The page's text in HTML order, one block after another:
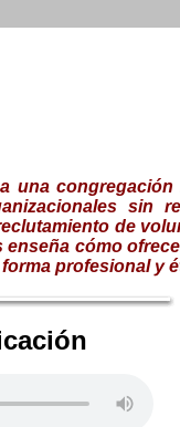
una
sin
de
enseña cómo
profesional y